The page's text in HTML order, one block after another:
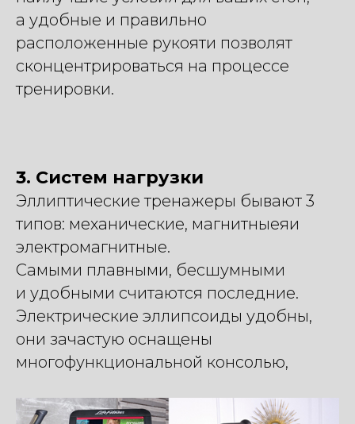
а удобные и правильно
расположенные рукояти позволят
сконцентрироваться на процессе
тренировки.
3. Систем нагрузки
Эллиптические тренажеры бывают 3
типов: механические, магнитныеяи
электромагнитные.
Самыми плавными, бесшумными
и удобными считаются последние.
Электрические эллипсоиды удобны,
они зачастую оснащены
многофункциональной консолью,